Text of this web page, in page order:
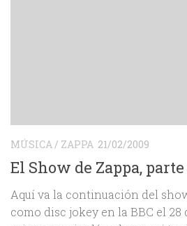
MÚSICA/ ZAPPA 21/02/2009
El Show de Zappa, parte
Aquí va la continuación del
como disc jokey en la BBC el 28